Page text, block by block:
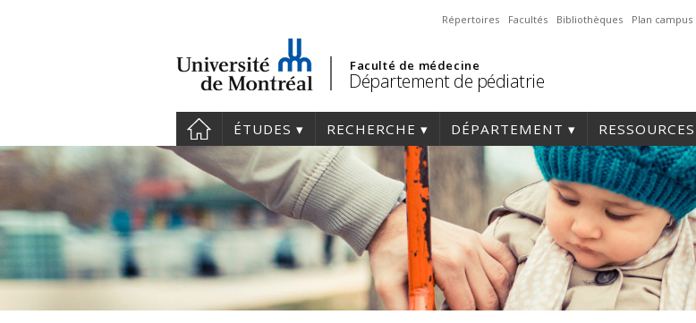
Répertoires Facultés Bibliothèques Plan campus
Faculté de médecine
Département de pédiatrie
ÉTUDES RECHERCHE DÉPARTEMENT RESSOURCES